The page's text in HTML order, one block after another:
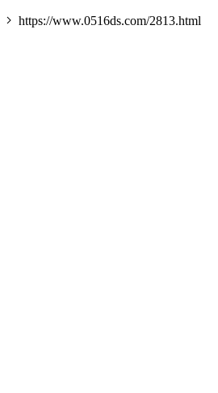
https://www.0516ds.com/2813.html